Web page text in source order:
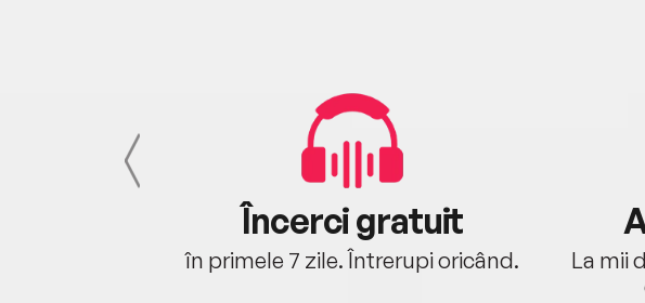
Încerci gratuit
în primele 7 zile. Întrerupi oricând.
La mii